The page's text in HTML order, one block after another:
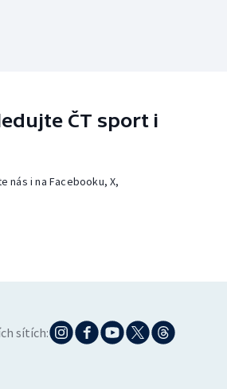
ČT sport i
nás i na Facebooku, X,
sítích: